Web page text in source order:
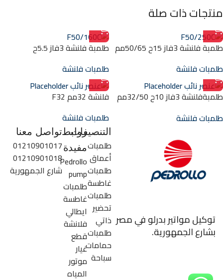
منتجات ذات صلة
طلمبة فلنشة 3فاز 15ح 50/65مم
طلمبات فلنشة
طلمبة فلنشة 3فاز 5.5ح
طلمبات فلنشة
طلمبةفلنشة 3فاز 10ح 32/50مم
طلمبات فلنشة
فلنشة 32مم F32
طلمبات فلنشة
توكيل مواتير بدرلو في مصر
بشارع الجمهورية.
التنصيفات
طلمبات
أعماق
طلمبات
غاطسة
طلمبات
تحضير
ذاتي
طلمبات
حمامات
سباحة
روابط
مفيدة
Pedrollo
pump
طلمبات
غاطسة
ايطالي
فلانشة
قطع
غيار
موتور
المياه
تواصل معنا
01210901017
01210901018
شارع الجمهورية